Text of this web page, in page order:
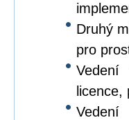
Druhý
pro
Vedení